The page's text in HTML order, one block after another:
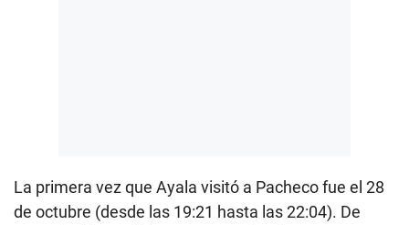
La primera vez que Ayala visitó a Pacheco fue el 28
de octubre (desde las 19:21 hasta las 22:04). De